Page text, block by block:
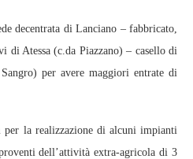
decentrata di Lanciano – fabbricato,
di Atessa (c.da Piazzano) – casello di
per avere maggiori entrate di
per la realizzazione di alcuni impianti
dell’attività extra-agricola di 3